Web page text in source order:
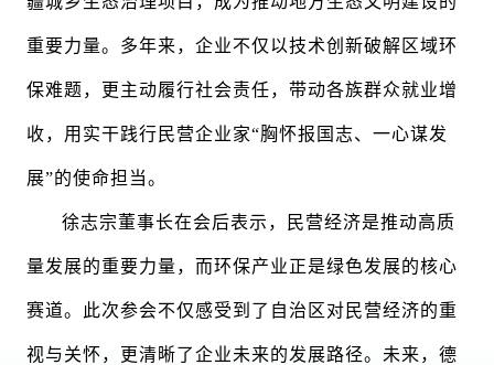
重要力量。多年来，企业不仅以技术创新破解区域环
保难题，更主动履行社会责任，带动各族群众就业增
收，用实干践行民营企业家“胸怀报国志、一心谋发
展”的使命担当。
徐志宗董事长在会后表示，民营经济是推动高质
量发展的重要力量，而环保产业正是绿色发展的核心
赛道。此次参会不仅感受到了自治区对民营经济的重
视与关怀，更清晰了企业未来的发展路径。未来，德